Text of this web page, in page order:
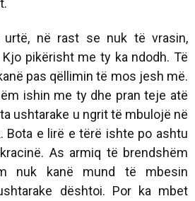
në rast se nuk të vrasin,
pikërisht me ty ka ndodh. Të
pas qëllimin të mos jesh më.
ishin me ty dhe pran teje atë
ushtarake u ngrit të mbulojë në
Bota e lirë e tërë ishte po ashtu
As armiq të brendshëm
nuk kanë mund të mbesin
dështoi. Por ka mbet